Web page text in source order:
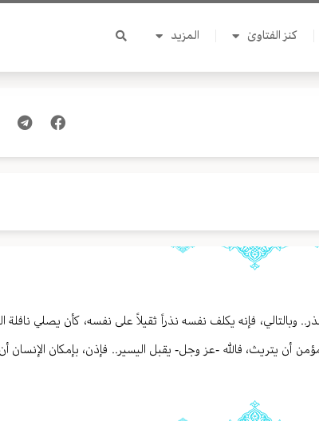
كنز الفتاوىٰ المزيد
فإنه يكلف نفسه نذراً ثقيلاً على نفسه، كأن يصلي نافلة
أن يتريث، فالله -عز وجل- يقبل اليسير.. فإذن، بإمكان الإنسان